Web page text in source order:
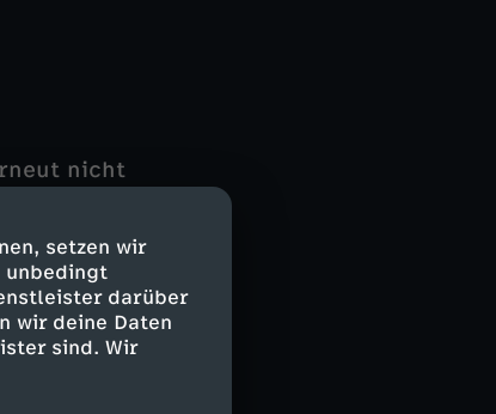
setzen wir
unbedingt
darüber
wir deine Daten
sind. Wir
nicht
fiel
Israel
zu